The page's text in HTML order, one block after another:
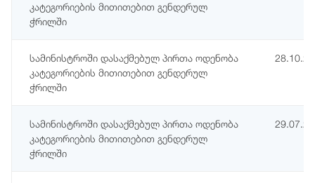
კატეგორიების მითითებით გენდერულ
ჭრილში
სამინისტროში დასაქმებულ პირთა ოდენობა
კატეგორიების მითითებით გენდერულ
ჭრილში
სამინისტროში დასაქმებულ პირთა ოდენობა
კატეგორიების მითითებით გენდერულ
ჭრილში